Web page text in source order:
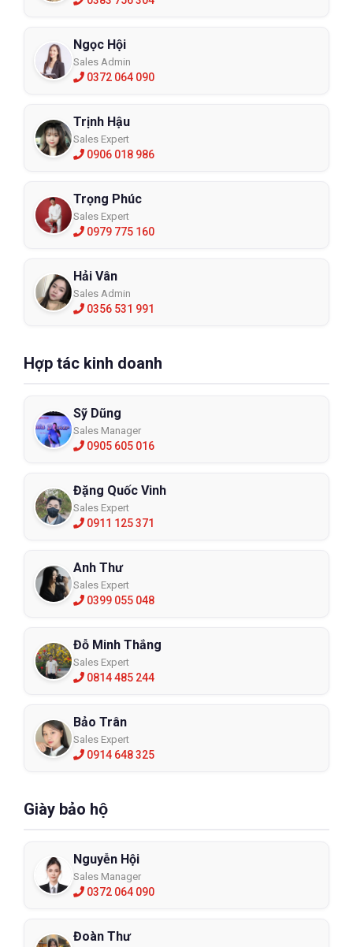
Ngọc Hội
Sales Admin
0372 064 090
Trịnh Hậu
Sales Expert
0906 018 986
Trọng Phúc
Sales Expert
0979 775 160
Hải Vân
Sales Admin
0356 531 991
Hợp tác kinh doanh
Sỹ Dũng
Sales Manager
0905 605 016
Đặng Quốc Vinh
Sales Expert
0911 125 371
Anh Thư
Sales Expert
0399 055 048
Đỗ Minh Thắng
Sales Expert
0814 485 244
Bảo Trân
Sales Expert
0914 648 325
Giày bảo hộ
Nguyễn Hội
Sales Manager
0372 064 090
Đoàn Thư